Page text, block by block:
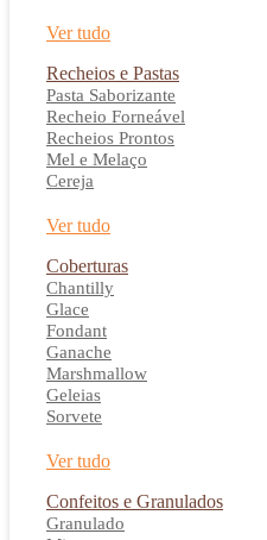
Ver tudo
Recheios e Pastas
Pasta Saborizante
Recheio Forneável
Recheios Prontos
Mel e Melaço
Cereja
Ver tudo
Coberturas
Chantilly
Glace
Fondant
Ganache
Marshmallow
Geleias
Sorvete
Ver tudo
Confeitos e Granulados
Granulado